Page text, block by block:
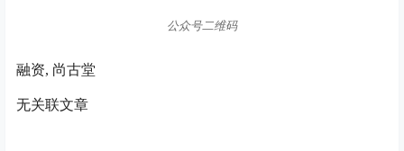
公众号二维码
融资, 尚古堂
无关联文章